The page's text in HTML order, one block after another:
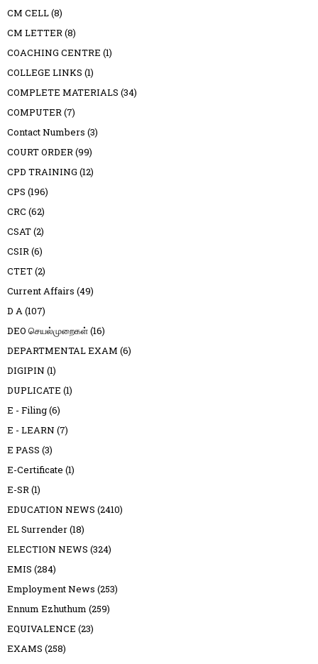
CM CELL(8)
CM LETTER(8)
COACHING CENTRE (1)
COLLEGE LINKS (1)
COMPLETE MATERIALS (34)
COMPUTER(7)
Contact Numbers (3)
COURT ORDER(99)
CPD TRAINING (12)
CPS (196)
CRC (62)
CSAT(2)
CSIR(6)
CTET(2)
Current Affairs (49)
D A(107)
DEO செயல்முறைகள்(16)
DEPARTMENTAL EXAM (6)
DIGIPIN (1)
DUPLICATE (1)
E - Filing(6)
E - LEARN (7)
E PASS (3)
E-Certificate (1)
E-SR(1)
EDUCATION NEWS (2410)
EL Surrender(18)
ELECTION NEWS (324)
EMIS (284)
Employment News (253)
Ennum Ezhuthum (259)
EQUIVALENCE (23)
EXAMS (258)